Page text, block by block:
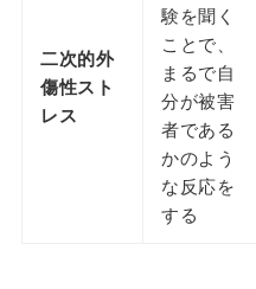
二次的外
傷性スト
レス
験を聞く
ことで、
まるで自
分が被害
者である
かのよう
な反応を
する